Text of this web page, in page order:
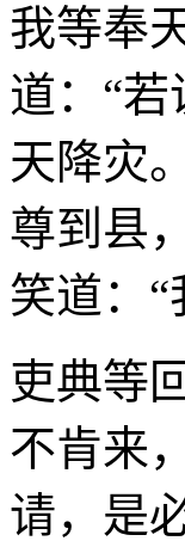
我等奉
道：“
天降灾
尊到县
笑道：
吏典等
不肯来
请，是